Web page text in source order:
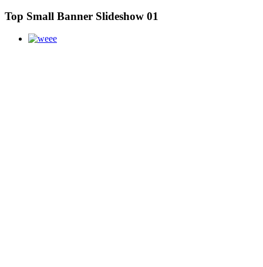
Top Small Banner Slideshow 01